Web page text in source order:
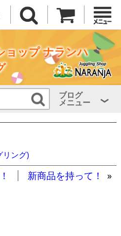
ョップ ナランハ
ブログ
メニュー
リング)
新商品を持って！ »